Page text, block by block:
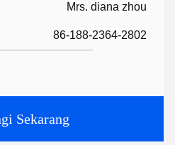
Mrs. diana zhou
86-188-2364-2802
Sekarang